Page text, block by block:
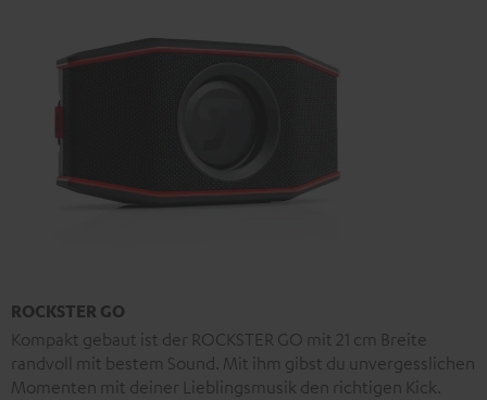
ROCKSTER GO
Kompakt gebaut ist der ROCKSTER GO mit 21 cm Breite
randvoll mit bestem Sound. Mit ihm gibst du unvergesslichen
Momenten mit deiner Lieblingsmusik den richtigen Kick.